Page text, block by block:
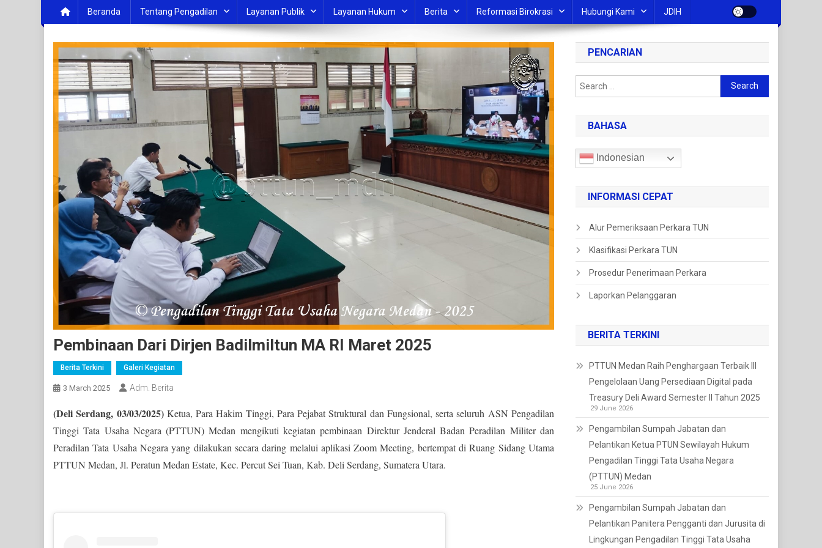
Beranda Tentang Pengadilan Layanan Publik Layanan Hukum Berita Reformasi Birokrasi Hubungi Kami JDIH
Pembinaan Dari Dirjen Badilmiltun MA RI Maret 2025
Berita Terkini Galeri Kegiatan
3 March 2025 Adm. Berita
(Deli Serdang, 03/03/2025)Ketua, Para Hakim Tinggi, Para Pejabat Struktural dan Fungsional, serta seluruh ASN Pengadilan
Tinggi Tata Usaha Negara (PTTUN) Medan mengikuti kegiatan pembinaan Direktur Jenderal Badan Peradilan Militer dan
Peradilan Tata Usaha Negara yang dilakukan secara daring melalui aplikasi Zoom Meeting, bertempat di Ruang Sidang Utama
PTTUN Medan, Jl. Peratun Medan Estate, Kec. Percut Sei Tuan, Kab. Deli Serdang, Sumatera Utara.
PENCARIAN
BAHASA
Indonesian
INFORMASI CEPAT
Alur Pemeriksaan Perkara TUN
Klasifikasi Perkara TUN
Prosedur Penerimaan Perkara
Laporkan Pelanggaran
BERITA TERKINI
PTTUN Medan Raih Penghargaan Terbaik III
Pengelolaan Uang Persediaan Digital pada
Treasury Deli Award Semester II Tahun 2025
29 June 2026
Pengambilan Sumpah Jabatan dan
Pelantikan Ketua PTUN Sewilayah Hukum
Pengadilan Tinggi Tata Usaha Negara
(PTTUN) Medan
25 June 2026
Pengambilan Sumpah Jabatan dan
Pelantikan Panitera Pengganti dan Jurusita di
Lingkungan Pengadilan Tinggi Tata Usaha